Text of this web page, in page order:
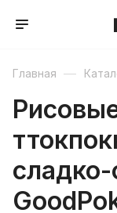
Главная —